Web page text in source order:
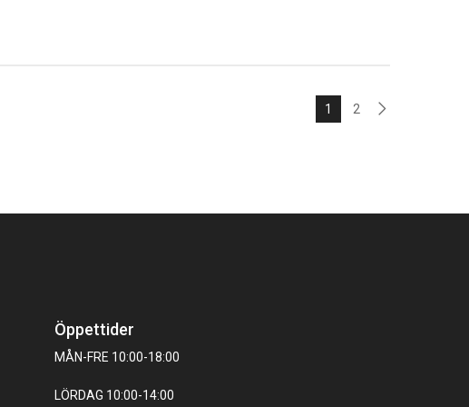
1 2
Öppettider
MÅN-FRE 10:00-18:00
LÖRDAG 10:00-14:00